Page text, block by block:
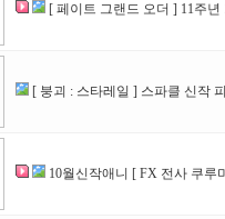
[ 페이트 그랜드 오더 ] 11주년
[ 붕괴 : 스타레일 ] 스파클 신작
10월신작애니 [ FX 전사 쿠루